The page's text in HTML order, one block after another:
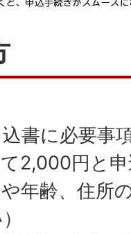
書に必要事
2,000円と
年齢、住所